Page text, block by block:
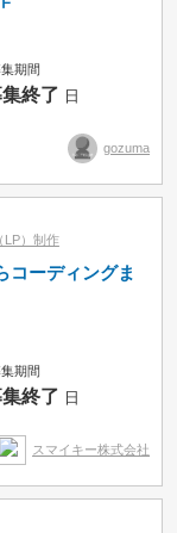
期間
終了 日
gozuma
LP）制作
コーディングま
期間
終了 日
スマイキー株式会社